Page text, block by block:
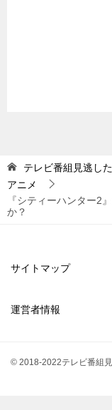
テレビ番組見逃し
アニメ
『シティーハンター2
か？
サイトマップ
運営者情報
© 2018-2022テレビ番組見